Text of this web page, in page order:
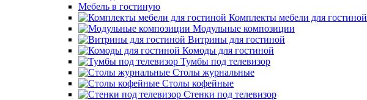
Мебель в гостиную
Комплекты мебели для гостиной
Модульные композиции
Витрины для гостиной
Комоды для гостиной
Тумбы под телевизор
Столы журнальные
Столы кофейные
Стенки под телевизор